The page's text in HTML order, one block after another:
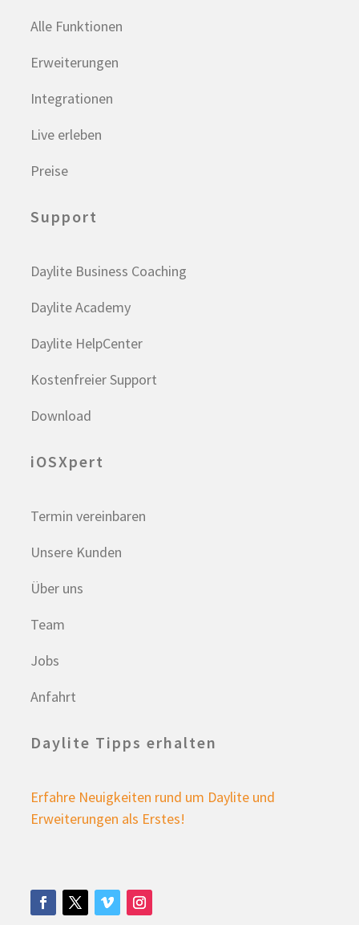
Alle Funktionen
Erweiterungen
Integrationen
Live erleben
Preise
Support
Daylite Business Coaching
Daylite Academy
Daylite HelpCenter
Kostenfreier Support
Download
iOSXpert
Termin vereinbaren
Unsere Kunden
Über uns
Team
Jobs
Anfahrt
Daylite Tipps erhalten
Erfahre Neuigkeiten rund um Daylite und
Erweiterungen als Erstes!